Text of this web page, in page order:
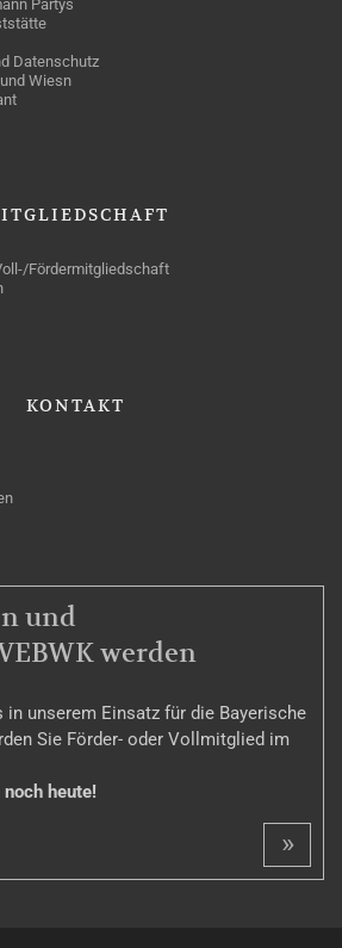
Partys
Datenschutz
Wiesn
Fördermitgliedschaft
KONTAKT
und
werden
in unserem Einsatz für die Bayerische
Sie Förder- oder Vollmitglied im
heute!
»